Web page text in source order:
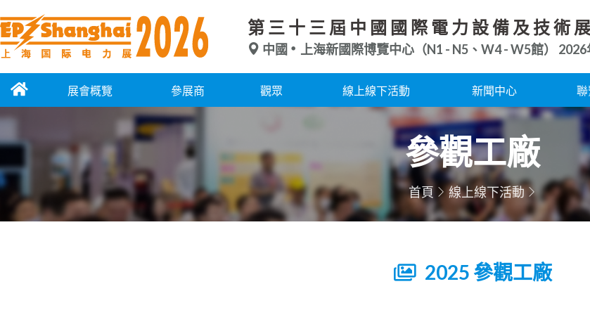
第三十三屆中國國際電力設備及技術
中國 上海新國際博覽中心（N1 - N5、W4 - W5館） 2026
展會概覽 參展商 觀眾 線上線下活動 新聞中心 聯
參觀工廠
首頁 線上線下活動
2025 參觀工廠